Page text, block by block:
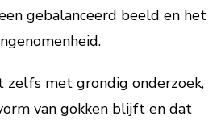
gebalanceerd beeld en het
zelfs met grondig onderzoek,
van gokken blijft en dat